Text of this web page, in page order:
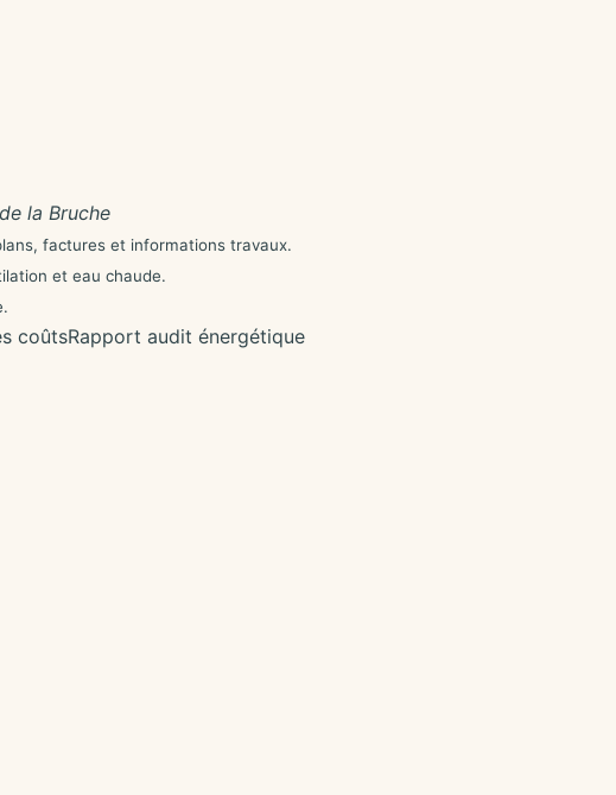
la Bruche
factures et informations travaux.
et eau chaude.
coûtsRapport audit énergétique